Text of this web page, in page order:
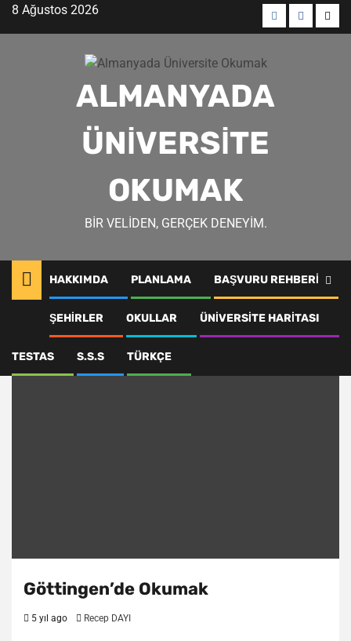
Skip8 Ağustos 2026
MenüMenü
ALMANYADA
ÜNIVERSITE
OKUMAK
BIR VELIDEN, GERÇEK DENEYIM.
HAKKIMDA PLANLAMA BAŞVURU REHBERI
ŞEHIRLER OKULLAR ÜNIVERSITE HARITASI
TESTAS S.S.S TÜRKÇE
gottingen ogrencilik
Göttingen’de Okumak
5 yıl ago Recep DAYI